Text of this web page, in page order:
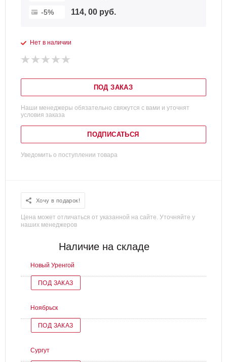
-5% 114, 00 руб.
Нет в наличии
ПОД ЗАКАЗ
Наши менеджеры обязательно свяжутся с вами и уточнят
условия заказа
ПОДПИСАТЬСЯ
Уведомить о поступлении товара
Хочу в подарок!
Цена может отличаться от указанной на сайте. Уточняйте у
наших менеджеров
Наличие на складе
Новый Уренгой
ПОД ЗАКАЗ
Ноябрьск
ПОД ЗАКАЗ
Сургут